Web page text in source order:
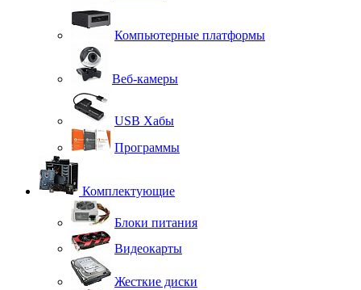
Компьютерные платформы
Веб-камеры
USB Хабы
Программы
Комплектующие
Блоки питания
Видеокарты
Жесткие диски